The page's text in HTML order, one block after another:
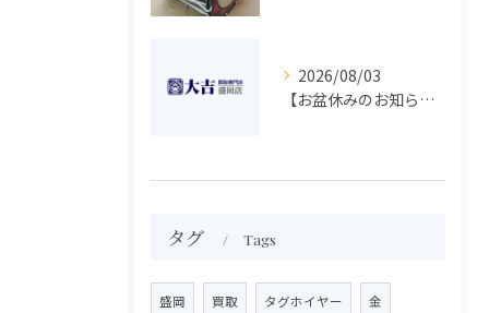
2026/08/03
【お盆休みのお知らせ】買取専門 大吉 盛岡店
タグ Tags
盛岡 買取 タグホイヤー 金